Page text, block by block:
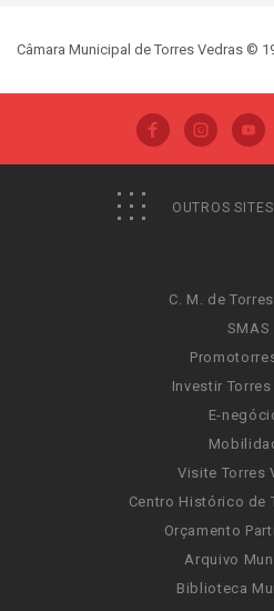
Câmara Municipal de Torres Vedras ©
OUTROS
C. M. de
SMAS
Investir
E-
Visite Torres
Centro Histórico de
Orçamento
Arquivo
Biblioteca